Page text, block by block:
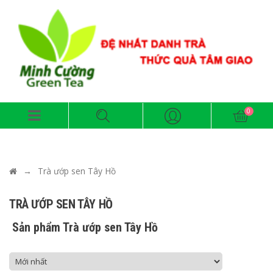
→ Trà ướp sen Tây Hồ
TRÀ ƯỚP SEN TÂY HỒ
Sản phẩm Trà ướp sen Tây Hồ